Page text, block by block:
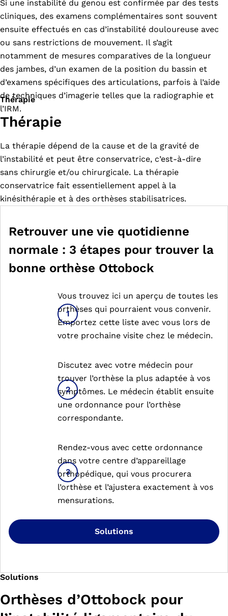
Si une instabilité du genou est confirmée par des tests
cliniques, des examens complémentaires sont souvent
ensuite effectués en cas d’instabilité douloureuse avec
ou sans restrictions de mouvement. Il s’agit
notamment de mesures comparatives de la longueur
des jambes, d’un examen de la position du bassin et
d’examens spécifiques des articulations, parfois à l’aide
de techniques d’imagerie telles que la radiographie et
l’IRM.
Thérapie
Thérapie
La thérapie dépend de la cause et de la gravité de
l’instabilité et peut être conservatrice, c’est-à-dire
sans chirurgie et/ou chirurgicale. La thérapie
conservatrice fait essentiellement appel à la
kinésithérapie et à des orthèses stabilisatrices.
Retrouver une vie quotidienne
normale : 3 étapes pour trouver la
bonne orthèse Ottobock
Vous trouvez ici un aperçu de toutes les
orthèses qui pourraient vous convenir.
Emportez cette liste avec vous lors de
votre prochaine visite chez le médecin.
Discutez avec votre médecin pour
trouver l’orthèse la plus adaptée à vos
symptômes. Le médecin établit ensuite
une ordonnance pour l’orthèse
correspondante.
Rendez-vous avec cette ordonnance
dans votre centre d’appareillage
orthopédique, qui vous procurera
l’orthèse et l’ajustera exactement à vos
mensurations.
Solutions
Solutions
Orthèses d’Ottobock pour